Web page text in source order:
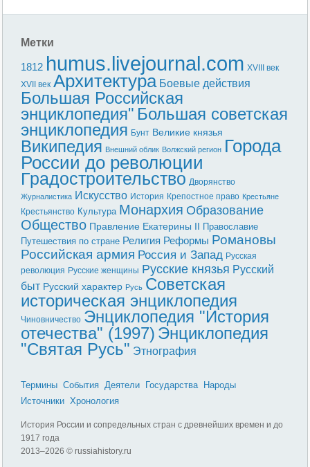
Метки
1812 humus.livejournal.com XVIII век
XVII век Архитектура Боевые действия
Большая Российская
энциклопедия" Большая советская
энциклопедия Бунт Великие князья
Википедия Внешний облик Волжский регион Города
России до революции
Градостроительство Дворянство
Журналистика Искусство История Крепостное право Крестьяне
Крестьянство Культура Монархия Образование
Общество Правление Екатерины II Православие
Путешествия по стране Религия Реформы Романовы
Российская армия Россия и Запад Русская
революция Русские женщины Русские князья Русский
быт Русский характер Русь Советская
историческая энциклопедия
Чиновничество Энциклопедия "История
отечества" (1997) Энциклопедия
"Святая Русь" Этнография
Термины События Деятели Государства
Народы
Источники Хронология
История России и сопредельных стран с древнейших времен и до
1917 года
2013–2026 © russiahistory.ru